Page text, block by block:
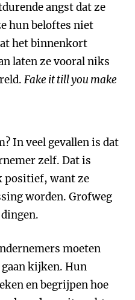
angst dat ze
hun beloftes niet
het binnenkort
laten ze vooral niks
Fake it till you make
In veel gevallen is dat
zelf. Dat is
positief, want ze
worden. Grofweg
moeten
kijken. Hun
en begrijpen hoe